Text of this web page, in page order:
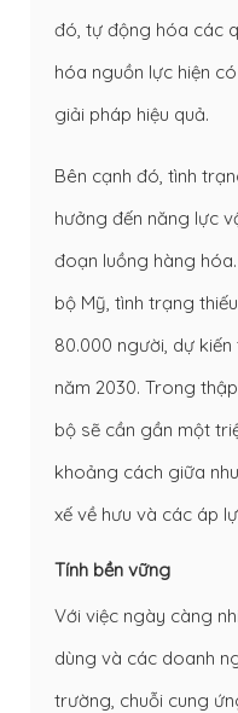
đó, tự động hóa các
hóa nguồn lực hiện
giải pháp hiệu quả.
Bên cạnh đó, tình
hưởng đến năng lực
đoạn luồng hàng
bộ Mỹ, tình trạng
80.000 người, dự kiến
năm 2030. Trong
bộ sẽ cần gần một
khoảng cách giữa
xế về hưu và các áp
Tính bền vững
Với việc ngày càng
dùng và các doanh
trường, chuỗi cung